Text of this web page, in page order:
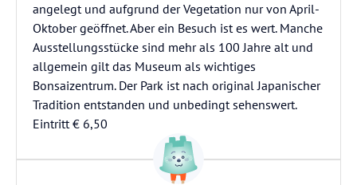
angelegt und aufgrund der Vegetation nur von April-
Oktober geöffnet. Aber ein Besuch ist es wert. Manche
Ausstellungsstücke sind mehr als 100 Jahre alt und
allgemein gilt das Museum als wichtiges
Bonsaizentrum. Der Park ist nach original Japanischer
Tradition entstanden und unbedingt sehenswert.
Eintritt € 6,50